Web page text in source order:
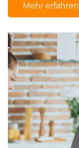
Mehr erfahren